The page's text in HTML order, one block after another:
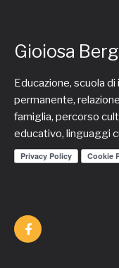
Gioiosa
Educazione, scuola di
permanente,
famiglia, percorso
educativo, linguaggi